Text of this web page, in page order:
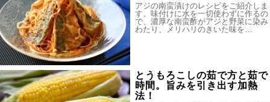
アジの南蛮漬けのレシピをご紹介しま
す。味付けに水を一切使わずに作るの
で、濃厚な南蛮酢がアジと野菜に染み
わたり、メリハリのきいた味を…
とうもろこしの茹で方と茹で
時間。旨みを引き出す加熱
法！